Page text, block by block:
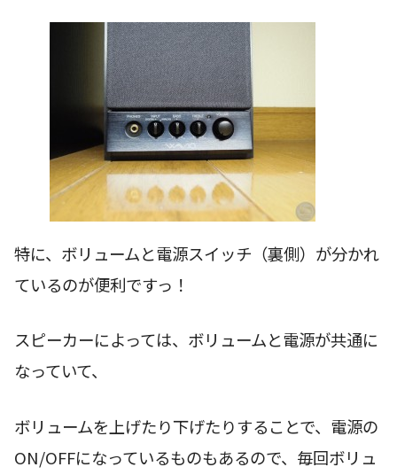
特に、ボリュームと電源スイッチ（裏側）が分かれ
ているのが便利ですっ！
スピーカーによっては、ボリュームと電源が共通に
なっていて、
ボリュームを上げたり下げたりすることで、電源の
ON/OFFになっているものもあるので、毎回ボリュ